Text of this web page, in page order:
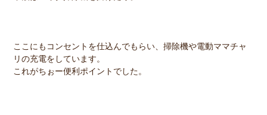
ここにもコンセントを仕込んでもらい、掃除機や電動ママチャ
リの充電をしています。
これがちぉー便利ポイントでした。